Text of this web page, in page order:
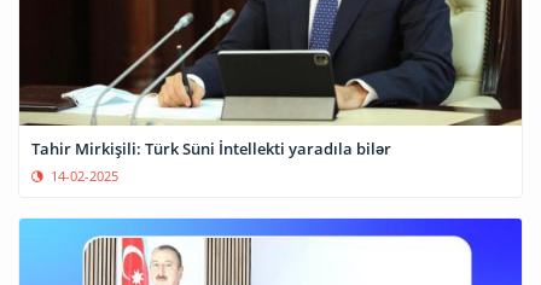
Tahir Mirkişili: Türk Süni İntellekti yaradıla bilər
14-02-2025